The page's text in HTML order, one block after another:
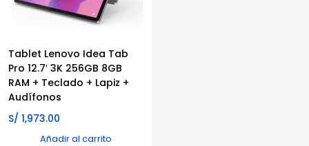
Tablet Lenovo Idea Tab
Pro 12.7′ 3K 256GB 8GB
RAM + Teclado + Lapiz +
Audífonos
S/ 1,973.00
Añadir al carrito